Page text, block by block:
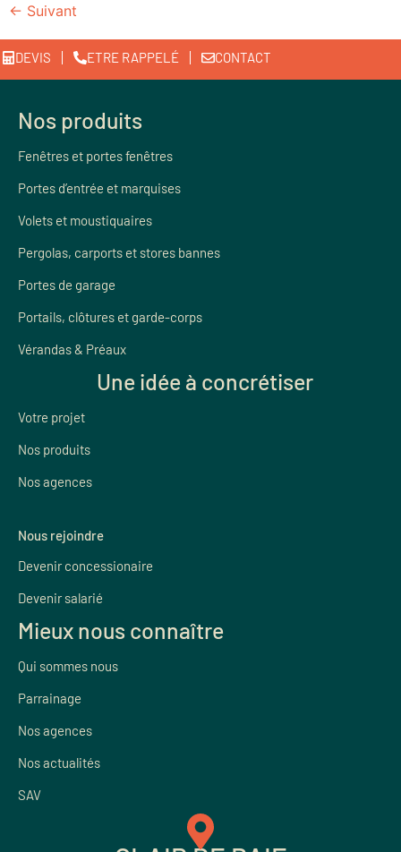
← Suivant
DEVIS ETRE RAPPELÉ CONTACT
Nos produits
Fenêtres et portes fenêtres
Portes d’entrée et marquises
Volets et moustiquaires
Pergolas, carports et stores bannes
Portes de garage
Portails, clôtures et garde-corps
Vérandas & Préaux
Une idée à concrétiser
Votre projet
Nos produits
Nos agences
Nous rejoindre
Devenir concessionaire
Devenir salarié
Mieux nous connaître
Qui sommes nous
Parrainage
Nos agences
Nos actualités
SAV